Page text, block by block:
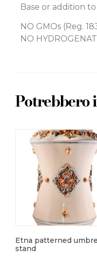
Base or addition
NO GMOs (Reg.
NO
Potrebbero
Etna patterned
stand